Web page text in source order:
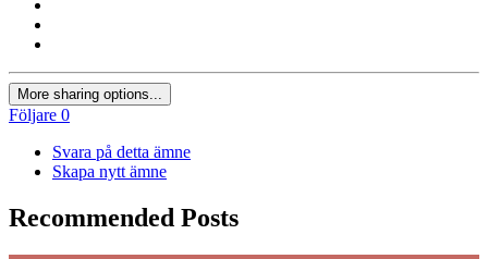
More sharing options...
Följare 0
Svara på detta ämne
Skapa nytt ämne
Recommended Posts